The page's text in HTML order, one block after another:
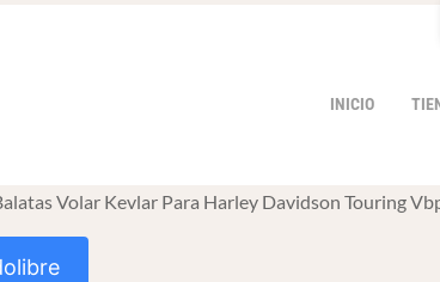
INICIO
Volar Kevlar Para Harley Davidson Touring